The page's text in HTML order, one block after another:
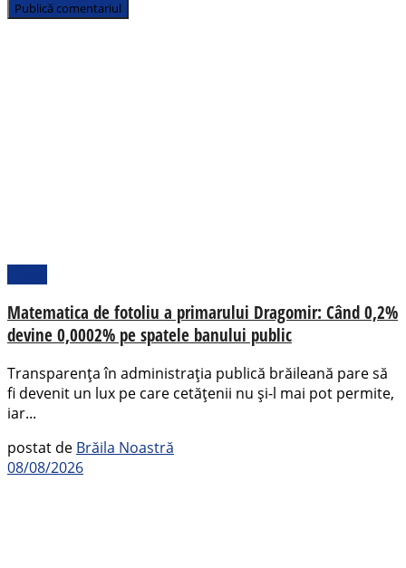
Matematica de fotoliu a primarului Dragomir: Când 0,2%
devine 0,0002% pe spatele banului public
Transparența în administrația publică brăileană pare să
fi devenit un lux pe care cetățenii nu și-l mai pot permite,
iar...
postat de Brăila Noastră
08/08/2026